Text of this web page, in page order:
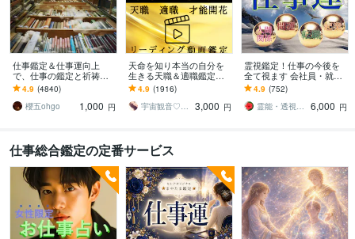
仕事鑑定＆仕事運向上
で、仕事の鑑定と祈祷を
します 霊視による仕事鑑
定と仕事運向上の祈祷セ
ット
4.9 (4840)
櫻五ohgo
1,000 円
天命を知り本当の自分を
生きる天職＆適職鑑定し
ます AIではない嘘偽りの
ないリアル動画で天命に
繋がる仕事をしよう
4.9 (1916)
宇宙観音♡白風結唯水
3,000 円
霊視鑑定！仕事の今後を
全て視ます 会社員・就職
前・パート・経営者・復
職・転職・起業・退職
4.9 (752)
霊能・透視者HAIBARA
6,000 円
仕事総合鑑定の定番サービス